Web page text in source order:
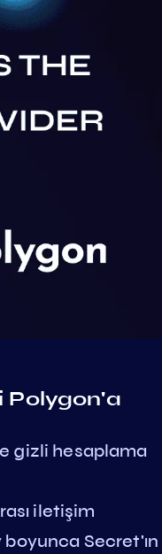
Polygon'a
gizli hesaplama
iletişim
Secret'ın